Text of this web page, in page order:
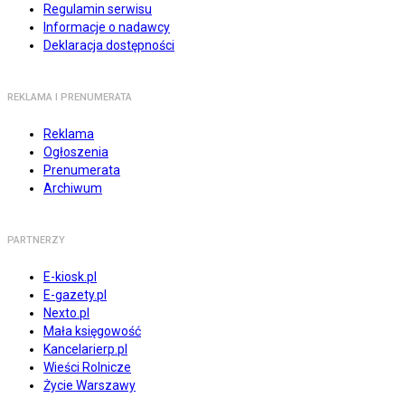
Regulamin serwisu
Informacje o nadawcy
Deklaracja dostępności
REKLAMA I PRENUMERATA
Reklama
Ogłoszenia
Prenumerata
Archiwum
PARTNERZY
E-kiosk.pl
E-gazety.pl
Nexto.pl
Mała księgowość
Kancelarierp.pl
Wieści Rolnicze
Życie Warszawy